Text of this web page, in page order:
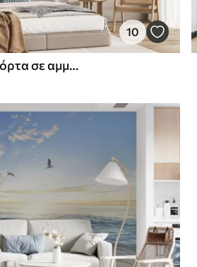
10
Υφή τοπίου με ξερά χόρτα σε αμμώδη παραλία, με τον ωκεανό και τον ουρανό στο βάθος